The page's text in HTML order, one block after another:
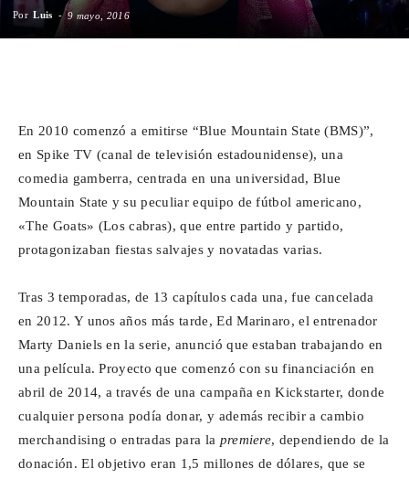
Cinéfilos
Por Luis - 9 mayo, 2016
En 2010 comenzó a emitirse “Blue Mountain State (BMS)”,
en Spike TV (canal de televisión estadounidense), una
comedia gamberra, centrada en una universidad, Blue
Mountain State y su peculiar equipo de fútbol americano,
«The Goats» (Los cabras), que entre partido y partido,
protagonizaban fiestas salvajes y novatadas varias.
Tras 3 temporadas, de 13 capítulos cada una, fue cancelada
en 2012. Y unos años más tarde, Ed Marinaro, el entrenador
Marty Daniels en la serie, anunció que estaban trabajando en
una película. Proyecto que comenzó con su financiación en
abril de 2014, a través de una campaña en Kickstarter, donde
cualquier persona podía donar, y además recibir a cambio
merchandising o entradas para la premiere, dependiendo de la
donación. El objetivo eran 1,5 millones de dólares, que se